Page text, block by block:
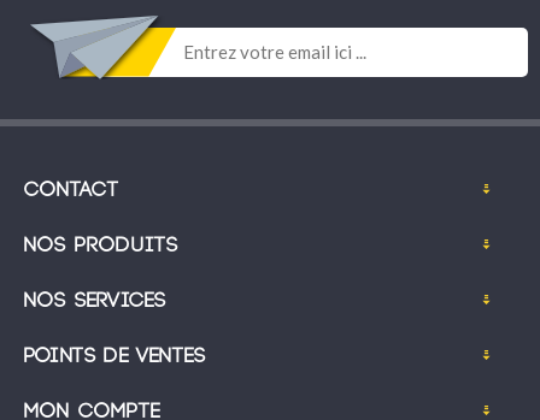
Contact
Nos produits
Nos services
Points de ventes
Mon compte